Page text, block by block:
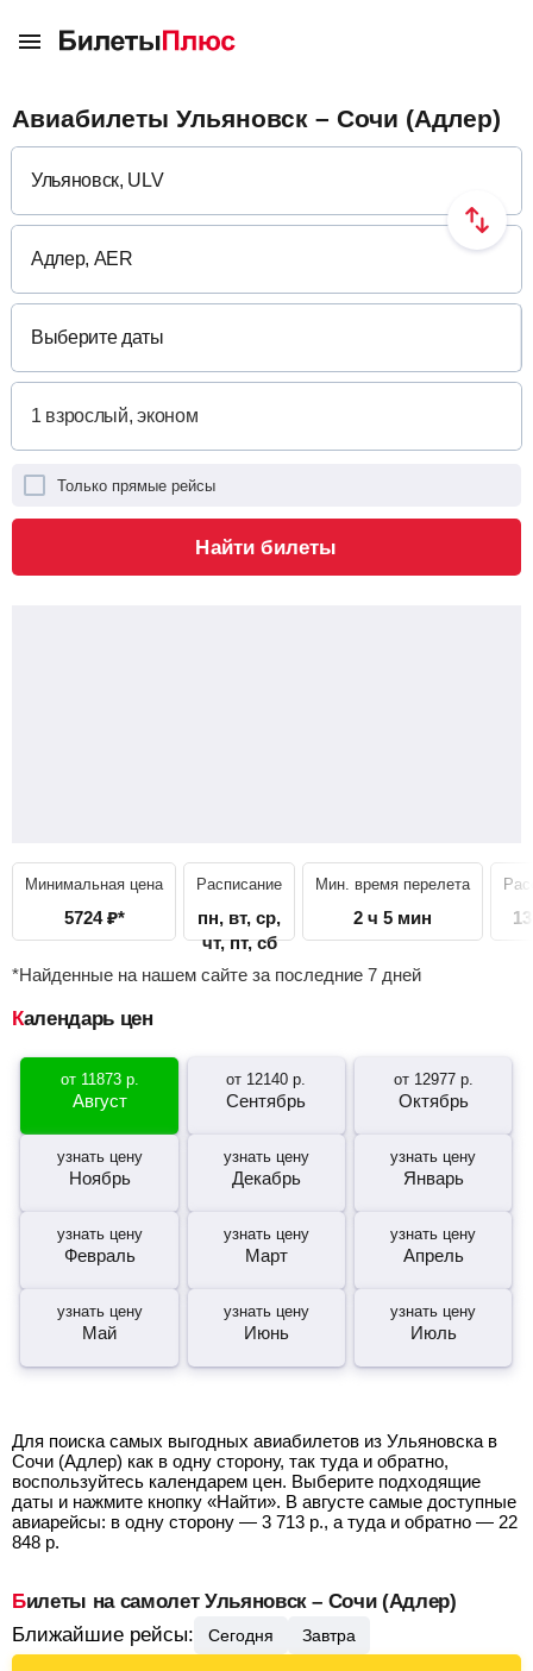
Авиабилеты Ульяновск – Сочи (Адлер)
Выберите даты
Только прямые рейсы
Найти билеты
Минимальная цена
5724 ₽*
Расписание
пн, вт, ср,
чт, пт, сб
Мин. время перелета
2 ч 5 мин
*Найденные на нашем сайте за последние 7 дней
Календарь цен
от 11873р.
Август
от 12140 р.
Сентябрь
от 12977р.
Октябрь
узнать цену
Ноябрь
узнать цену
Декабрь
узнать цену
Январь
узнать цену
Февраль
узнать цену
Март
узнать цену
Апрель
узнать цену
Май
узнать цену
Июнь
узнать цену
Июль
Для поиска самых выгодных авиабилетов из Ульяновска в
Сочи (Адлер) как в одну сторону, так туда и обратно,
воспользуйтесь календарем цен. Выберите подходящие
даты и нажмите кнопку «Найти». В августе самые доступные
авиарейсы: в одну сторону — 3 713 р., а туда и обратно — 22
848 р.
Билеты на самолет Ульяновск – Сочи (Адлер)
Ближайшие рейсы:
Сегодня Завтра